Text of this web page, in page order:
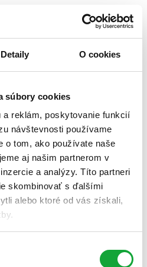
Detaily O cookies
súbory cookies
a reklám, poskytovanie funkcií
návštevnosti používame
o tom, ako používate naše
aj našim partnerom v
a analýzy. Títo partneri
skombinovať s ďalšími
alebo ktoré od vás získali,